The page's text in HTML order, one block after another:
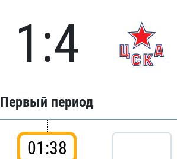
1:4
Первый период
01:38